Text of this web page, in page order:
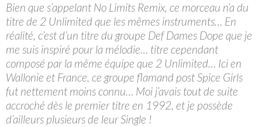
Bien que s’appelant No Limits Remix, ce morceau n’a du
titre de 2 Unlimited que les mêmes instruments… En
réalité, c’est d’un titre du groupe Def Dames Dope que je
me suis inspiré pour la mélodie… titre cependant
composé par la même équipe que 2 Unlimited… Ici en
Wallonie et France, ce groupe flamand post Spice Girls
fut nettement moins connu… Moi j’avais tout de suite
accroché dès le premier titre en 1992, et je possède
d’ailleurs plusieurs de leur Single !